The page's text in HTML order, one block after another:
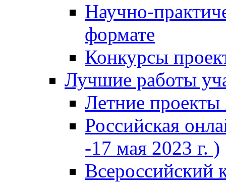
Научно-
формате
Конкурсы
Лучшие работы
Летние проекты
Российская
-17 мая 2023 г. )
Всероссийский